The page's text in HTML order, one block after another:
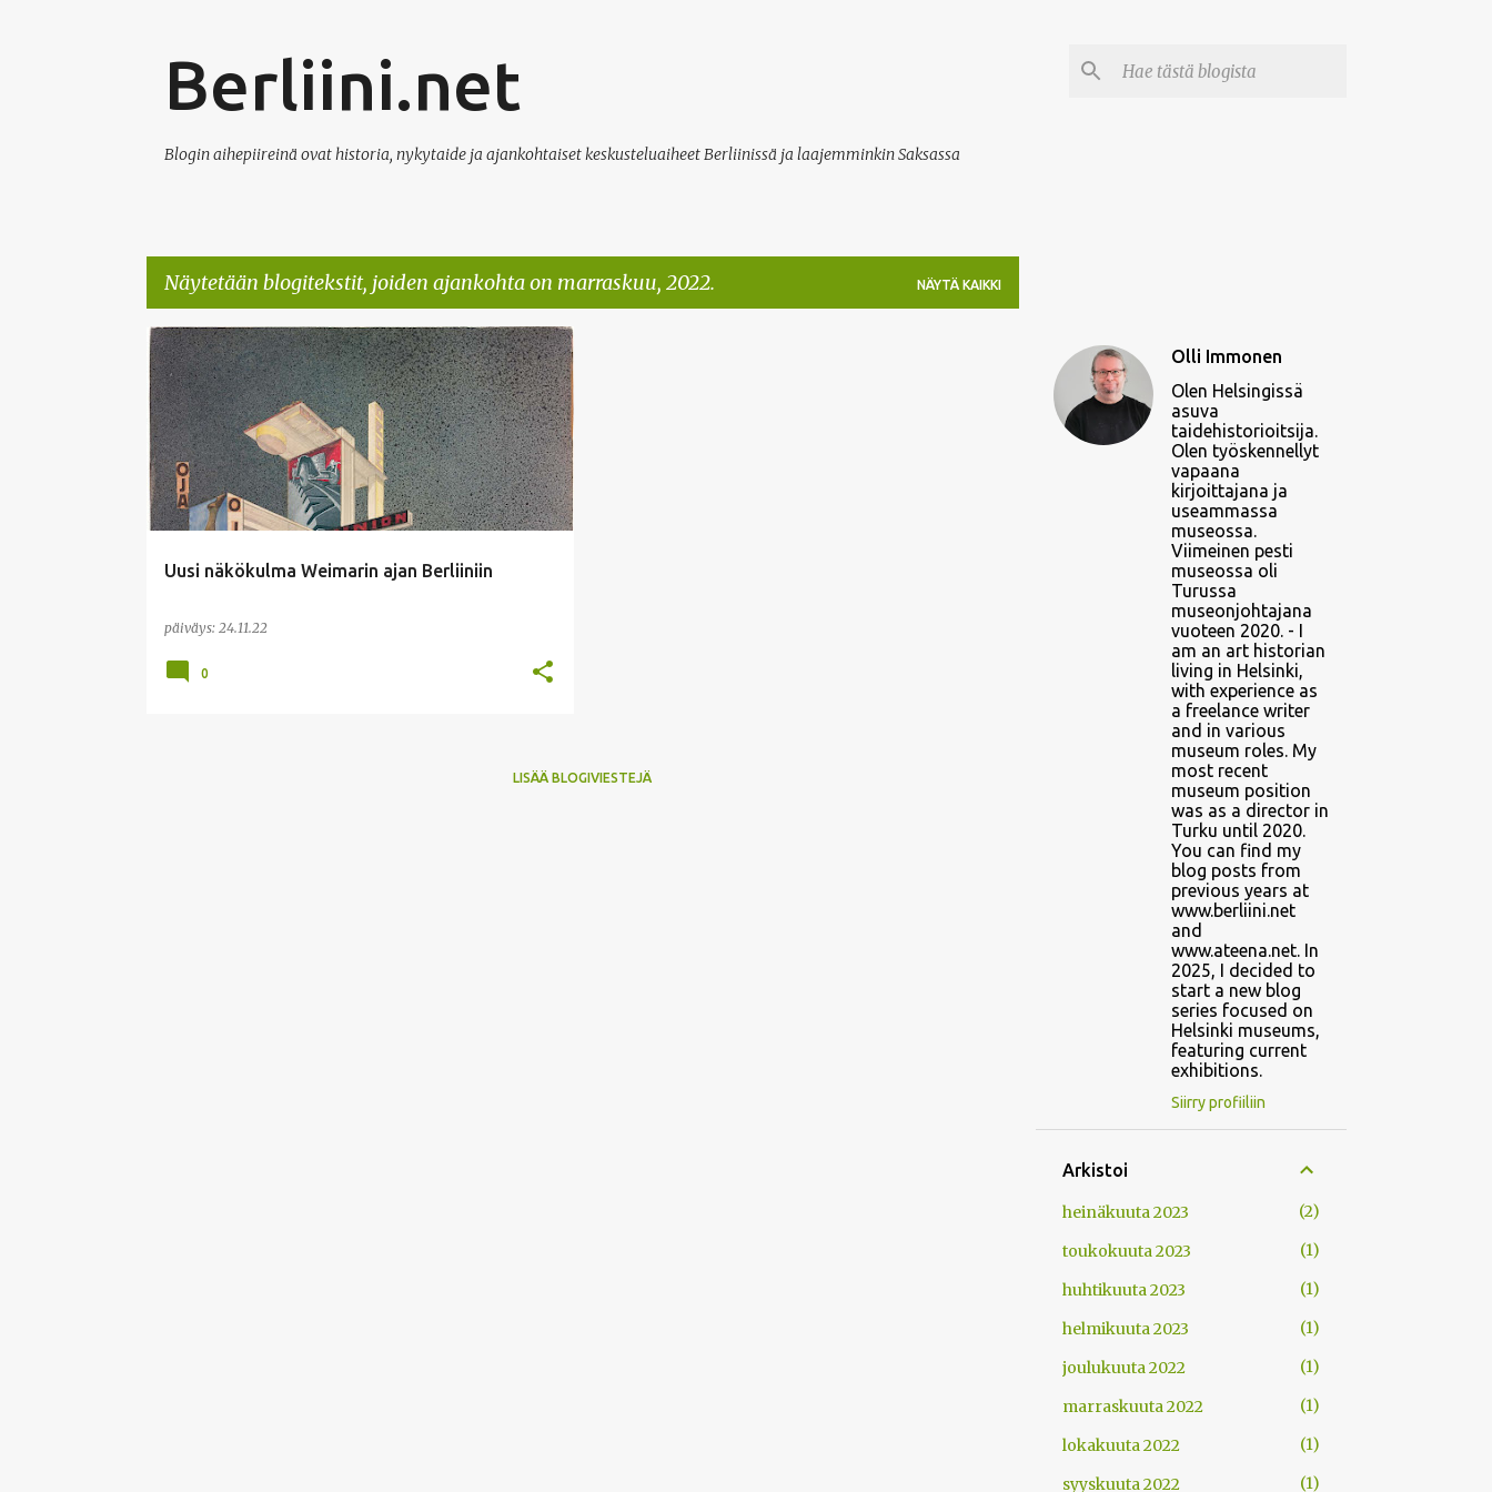
Berliini.net
Blogin aihepiireinä ovat historia, nykytaide ja ajankohtaiset keskusteluaiheet Berliinissä ja laajemminkin Saksassa
Näytetään blogitekstit, joiden ajankohta on marraskuu, 2022. NÄYTÄ KAIKKI
T
e
k
s
t
i
Uusi näkökulma Weimarin ajan Berliiniin
päiväys: 24.11.22
ALVAR AALTO BAUHAUS BERLIINI +6
0
LISÄÄ BLOGIVIESTEJÄ
Olli Immonen
Olen Helsingissä
asuva
taidehistorioitsija.
Olen työskennellyt
vapaana
kirjoittajana ja
useammassa
museossa.
Viimeinen pesti
museossa oli
Turussa
museonjohtajana
vuoteen 2020. - I
am an art historian
living in Helsinki,
with experience as
a freelance writer
and in various
museum roles. My
most recent
museum position
was as a director in
Turku until 2020.
You can find my
blog posts from
previous years at
www.berliini.net
and
www.ateena.net. In
2025, I decided to
start a new blog
series focused on
Helsinki museums,
featuring current
exhibitions.
Siirry profiiliin
Arkistoi
heinäkuuta 2023
2
toukokuuta 2023
1
huhtikuuta 2023
1
helmikuuta 2023
1
joulukuuta 2022
1
marraskuuta 2022
1
lokakuuta 2022
1
syyskuuta 2022
1